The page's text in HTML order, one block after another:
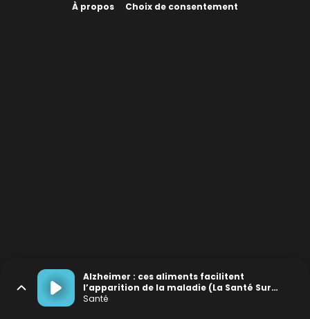
À propos Choix de consentement
Alzheimer : ces aliments facilitent
l’apparition de la maladie (La Santé Sur
Écoute #7)
Santé